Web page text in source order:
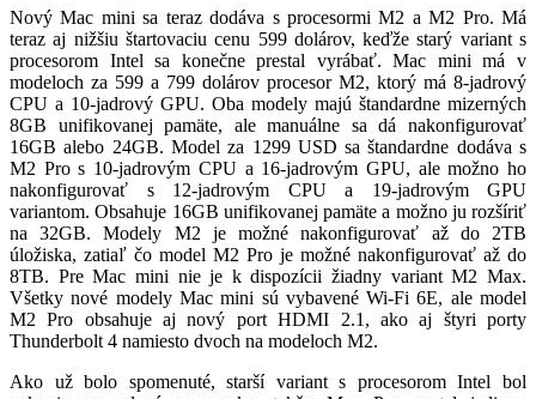
Nový Mac mini sa teraz dodáva s procesormi M2 a M2 Pro. Má
teraz aj nižšiu štartovaciu cenu 599 dolárov, keďže starý variant s
procesorom Intel sa konečne prestal vyrábať. Mac mini má v
modeloch za 599 a 799 dolárov procesor M2, ktorý má 8-jadrový
CPU a 10-jadrový GPU. Oba modely majú štandardne mizerných
8GB unifikovanej pamäte, ale manuálne sa dá nakonfigurovať
16GB alebo 24GB. Model za 1299 USD sa štandardne dodáva s
M2 Pro s 10-jadrovým CPU a 16-jadrovým GPU, ale možno ho
nakonfigurovať s 12-jadrovým CPU a 19-jadrovým GPU
variantom. Obsahuje 16GB unifikovanej pamäte a možno ju rozšíriť
na 32GB. Modely M2 je možné nakonfigurovať až do 2TB
úložiska, zatiaľ čo model M2 Pro je možné nakonfigurovať až do
8TB. Pre Mac mini nie je k dispozícii žiadny variant M2 Max.
Všetky nové modely Mac mini sú vybavené Wi-Fi 6E, ale model
M2 Pro obsahuje aj nový port HDMI 2.1, ako aj štyri porty
Thunderbolt 4 namiesto dvoch na modeloch M2.
Ako už bolo spomenuté, starší variant s procesorom Intel bol